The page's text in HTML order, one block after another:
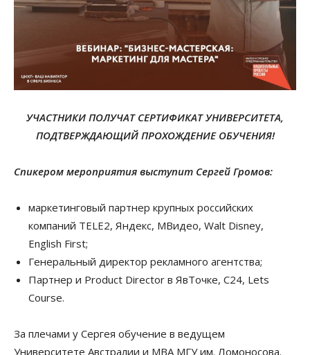
УЧАСТНИКИ ПОЛУЧАТ СЕРТИФИКАТ УНИВЕРСИТЕТА,
ПОДТВЕРЖДАЮЩИЙ ПРОХОЖДЕНИЕ ОБУЧЕНИЯ!
Спикером мероприятия выступит Сергей Громов:
маркетинговый партнер крупных российских
компаний TELE2, Яндекс, МВидео, Walt Disney,
English First;
Генеральный директор рекламного агентства;
Партнер и Product Director в ЯвТочке, С24, Lets
Course.
За плечами у Сергея обучение в ведущем
Университете Австралии и MBA МГУ им. Ломоносова.